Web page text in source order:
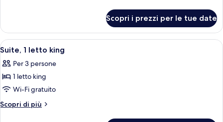
accessibile
ai
disabili,
non
fumatori
letto
king,
accessibile
disabili,
non
Scopri i prezzi per le tue date
Apri
tutte
le
foto
per
Suite,
Camera d'albergo con letto,
5
Suite, 1 letto king
Per 3 persone
1 letto king
Wi-Fi gratuito
Scopri di più
Altri